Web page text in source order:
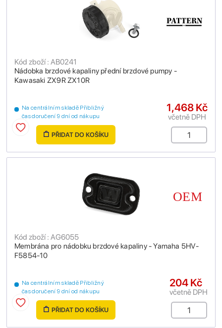
Nádobka brzdové kapaliny přední brzdové pumpy -
Kawasaki ZX9R ZX10R
Kód zboží : AB0241
Na centrálním skladě Přibližný
čas doručení 9 dní od nákupu
1,468 Kč
včetně DPH
PŘIDAT DO KOŠÍKU
Membrána pro nádobku brzdové kapaliny - Yamaha 5HV-
F5854-10
Kód zboží : AG6055
Na centrálním skladě Přibližný
čas doručení 9 dní od nákupu
204 Kč
včetně DPH
PŘIDAT DO KOŠÍKU